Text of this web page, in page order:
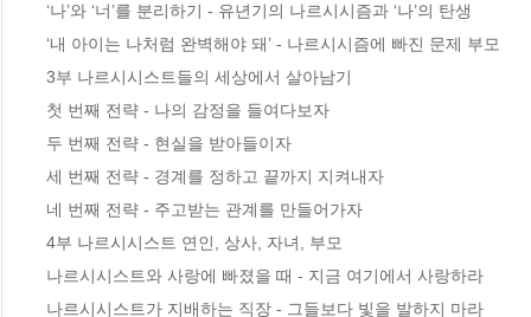
‘나’와 ‘너’를 분리하기 - 유년기의 나르시시즘과 ‘나’의 탄생
‘내 아이는 나처럼 완벽해야 돼’ - 나르시시즘에 빠진 문제 부모
3부 나르시시스트들의 세상에서 살아남기
첫 번째 전략 - 나의 감정을 들여다보자
두 번째 전략 - 현실을 받아들이자
세 번째 전략 - 경계를 정하고 끝까지 지켜내자
네 번째 전략 - 주고받는 관계를 만들어가자
4부 나르시시스트 연인, 상사, 자녀, 부모
나르시시스트와 사랑에 빠졌을 때 - 지금 여기에서 사랑하라
나르시시스트가 지배하는 직장 - 그들보다 빛을 발하지 마라